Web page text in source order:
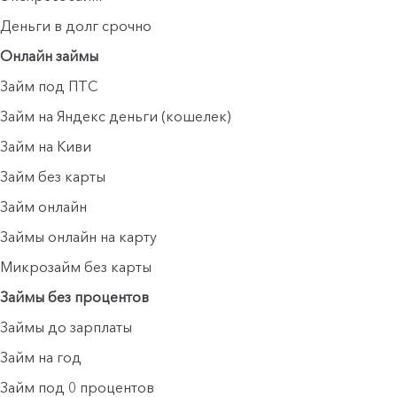
Деньги в долг срочно
Онлайн займы
Займ под ПТС
Займ на Яндекс деньги (кошелек)
Займ на Киви
Займ без карты
Займ онлайн
Займы онлайн на карту
Микрозайм без карты
Займы без процентов
Займы до зарплаты
Займ на год
Займ под 0 процентов